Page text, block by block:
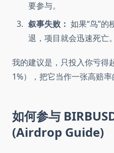
要参与。
叙事失败： 如果“鸟”的
退，项目就会迅速死亡。
我的建议是，只投入你亏得
1%），把它当作一张高赔率
如何参与
(Airdrop Guide)